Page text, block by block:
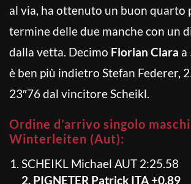
al via, ha ottenuto un buon quarto
termine delle due manche con un
dalla vetta. Decimo Florian Clara a
è ben più indietro Stefan Federer,
23″76 dal vincitore Scheikl.
Ordine d’arrivo singolo
Winterleiten (Aut):
SCHEIKL Michael AUT 2:25.58
2. PIGNETER Patrick ITA +0.89